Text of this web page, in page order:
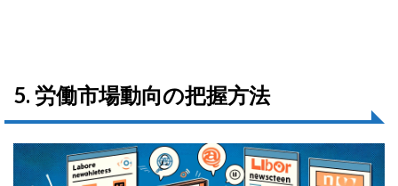
5. 労働市場動向の把握方法